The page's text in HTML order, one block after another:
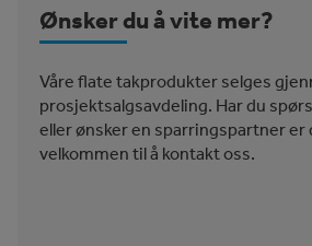
Ønsker du å vite mer?
Våre flate takprodukter selges
prosjektsalgsavdeling. Har du
eller ønsker en sparringspartner er
velkommen til å kontakt oss.